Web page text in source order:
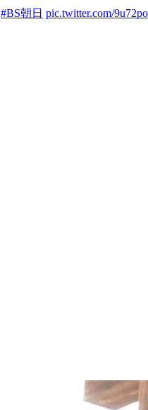
#BS朝日 pic.twitter.com/